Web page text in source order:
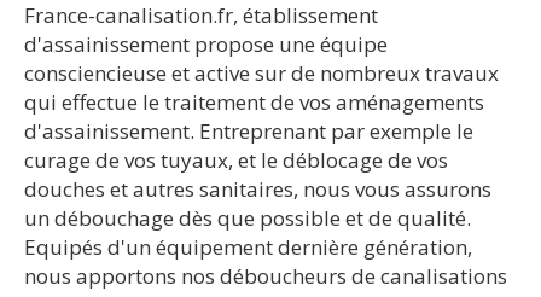
France-canalisation.fr, établissement
d'assainissement propose une équipe
consciencieuse et active sur de nombreux travaux
qui effectue le traitement de vos aménagements
d'assainissement. Entreprenant par exemple le
curage de vos tuyaux, et le déblocage de vos
douches et autres sanitaires, nous vous assurons
un débouchage dès que possible et de qualité.
Equipés d'un équipement dernière génération,
nous apportons nos déboucheurs de canalisations